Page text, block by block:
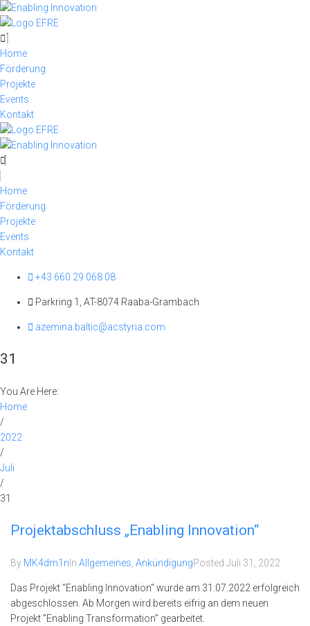
Skip
to
content
Home
Förderung
Projekte
Events
Kontakt
Home
Förderung
Projekte
Events
Kontakt
+43 660 29 068 08
Parkring 1, AT-8074 Raaba-Grambach
azemina.baltic@acstyria.com
31
You Are Here:
Home
/
2022
/
Juli
/
31
Projektabschluss „Enabling Innovation“
By MK4dm1n In Allgemeines AnkündigungPosted Juli 31, 2022
Das Projekt "Enabling Innovation" wurde am 31.07.2022 erfolgreich
abgeschlossen. Ab Morgen wird bereits eifrig an dem neuen
Projekt "Enabling Transformation" gearbeitet.